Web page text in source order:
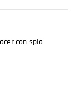
con spia